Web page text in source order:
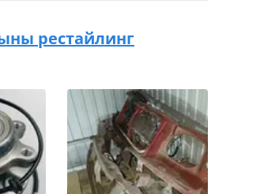
рестайлинг